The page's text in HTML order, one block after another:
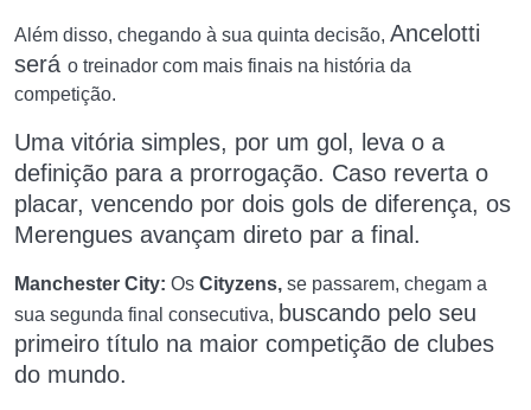
Além disso, chegando à sua quinta decisão, Ancelotti
será o treinador com mais finais na história da
competição.
Uma vitória simples, por um gol, leva o a
definição para a prorrogação. Caso reverta o
placar, vencendo por dois gols de diferença, os
Merengues avançam direto par a final.
Manchester City: Os Cityzens, se passarem, chegam a
sua segunda final consecutiva, buscando pelo seu
primeiro título na maior competição de clubes
do mundo.